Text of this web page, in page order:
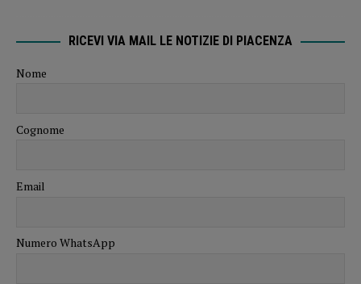
RICEVI VIA MAIL LE NOTIZIE DI PIACENZA
Nome
Cognome
Email
Numero WhatsApp